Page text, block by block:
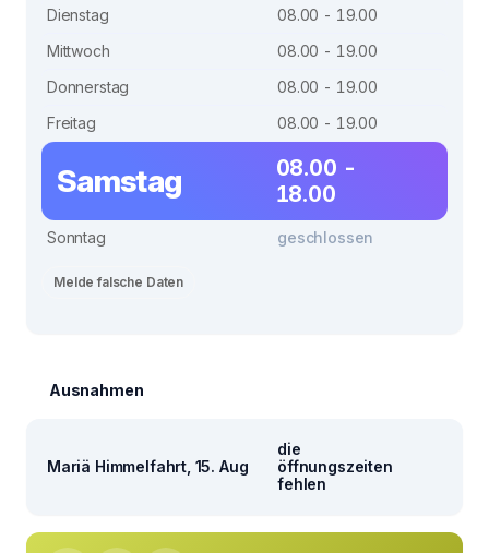
Dienstag
08.00 - 19.00
Mittwoch
08.00 - 19.00
Donnerstag
08.00 - 19.00
Freitag
08.00 - 19.00
Samstag
08.00 -
18.00
Sonntag geschlossen
Melde falsche Daten
Ausnahmen
Mariä Himmelfahrt, 15. Aug
die
öffnungszeiten
fehlen